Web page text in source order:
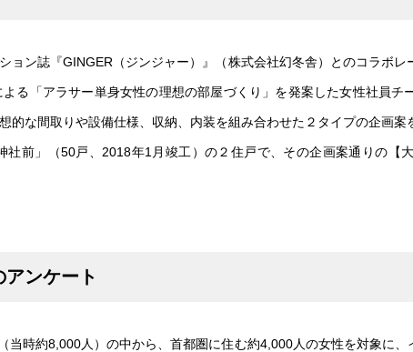
ョン誌『GINGER（ジンジャー）』（株式会社幻冬舎）とのコラボ
る「アラサー単身女性の理想の部屋づくり」を発案した女性社員チ
的な間取りや設備仕様、収納、内装を組み合わせた２タイプの企画
社前」（50戸、2018年1月竣工）の２住戸で、その企画案通りの【
ンケート
当時約8,000人）の中から、首都圏に住む約4,000人の女性を対象に